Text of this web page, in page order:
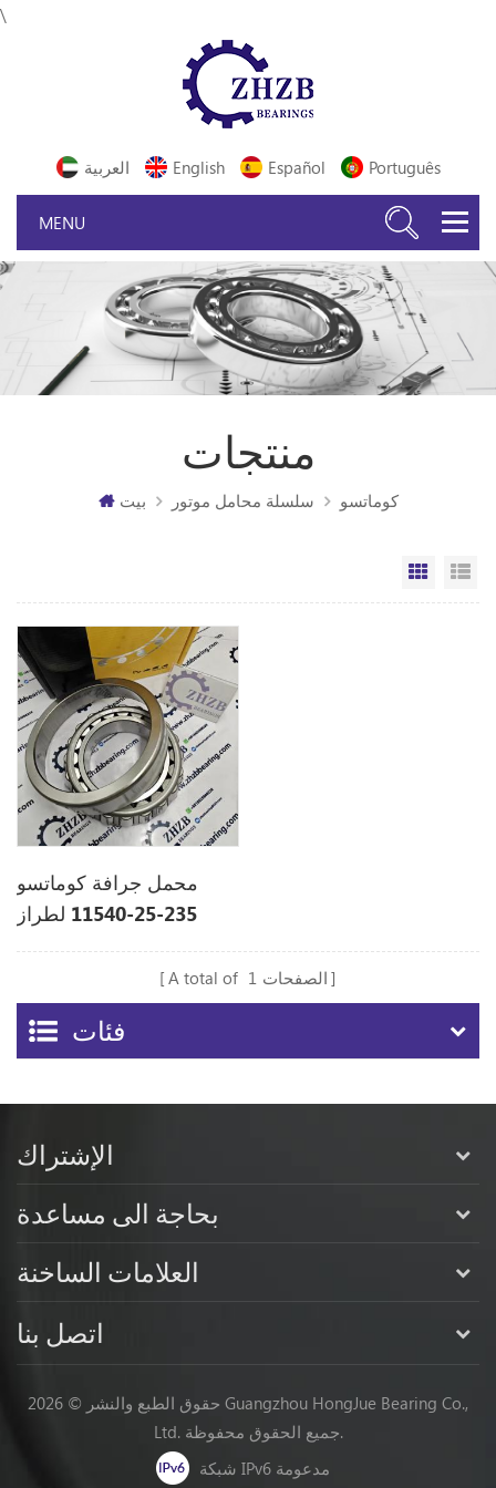
\
العربية English Español Português
منتجات
بيت سلسلة محامل موتور كوماتسو
محمل جرافة كوماتسو
235-25-11540 لطراز
GD825A
A total of 1 الصفحات
فئات
الإشتراك
بحاجة الى مساعدة
العلامات الساخنة
اتصل بنا
حقوق الطبع والنشر © 2026 Guangzhou HongJue Bearing Co.,
Ltd. جميع الحقوق محفوظة.
شبكة IPv6 مدعومة